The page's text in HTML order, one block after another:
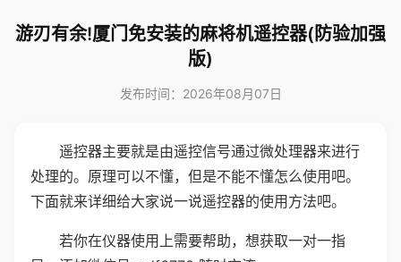
游刃有余!厦门免安装的麻将机遥控器(防验加强
版)
发布时间：2026年08月07日
遥控器主要就是由遥控信号通过微处理器来进行
处理的。原理可以不懂，但是不能不懂怎么使用吧。
下面就来详细给大家说一说遥控器的使用方法吧。
若你在仪器使用上需要帮助，想获取一对一指